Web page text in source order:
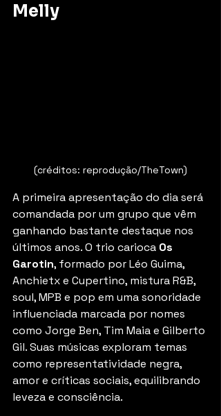
Melly
(créditos: reprodução/TheTown)
A primeira apresentação do dia será
comandada por um grupo que vêm
ganhando bastante destaque nos
últimos anos. O trio carioca Os
Garotin, formado por Léo Guima,
Anchietx e Cupertino, mistura R&B,
soul, MPB e pop em uma sonoridade
influenciada marcada por nomes
como Jorge Ben, Tim Maia e Gilberto
Gil. Suas músicas exploram temas
como representatividade negra,
amor e críticas sociais, equilibrando
leveza e consciência.